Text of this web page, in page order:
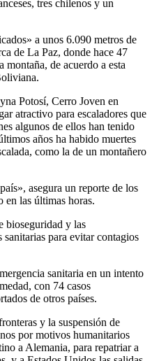
tres chilenos y un
a unos 6.090 metros de
de La Paz, donde hace 47
montaña, de acuerdo a esta
Potosí, Cerro Joven en
atractivo para escaladores que
algunos de ellos han tenido
años ha habido muertes
como la de un montañero
asegura un reporte de los
en las últimas horas.
bioseguridad y las
sanitarias para evitar contagios
sanitaria en un intento
con 74 casos
de otros países.
y la suspensión de
por motivos humanitarios
a Alemania, para repatriar a